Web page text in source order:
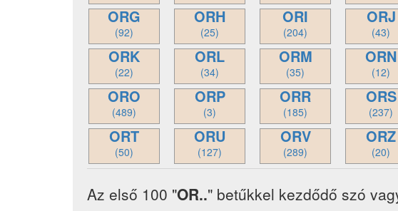
ORG
(92)
ORH
(25)
ORI
(204)
ORJ
(43)
ORK
(22)
ORL
(34)
ORM
(35)
ORN
(12)
ORO
(489)
ORP
(3)
ORR
(185)
ORS
(237)
ORT
(50)
ORU
(127)
ORV
(289)
ORZ
(20)
Az első 100 "OR.." betűkkel kezdődő szó